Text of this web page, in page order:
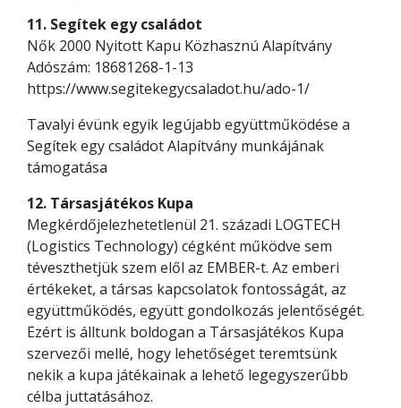
11. Segítek egy családot
Nők 2000 Nyitott Kapu Közhasznú Alapítvány
Adószám: 18681268-1-13
https://www.segitekegycsaladot.hu/ado-1/
Tavalyi évünk egyik legújabb együttműködése a
Segítek egy családot Alapítvány munkájának
támogatása
12. Társasjátékos Kupa
Megkérdőjelezhetetlenül 21. századi LOGTECH
(Logistics Technology) cégként működve sem
téveszthetjük szem elől az EMBER-t. Az emberi
értékeket, a társas kapcsolatok fontosságát, az
együttműködés, együtt gondolkozás jelentőségét.
Ezért is álltunk boldogan a Társasjátékos Kupa
szervezői mellé, hogy lehetőséget teremtsünk
nekik a kupa játékainak a lehető legegyszerűbb
célba juttatásához.